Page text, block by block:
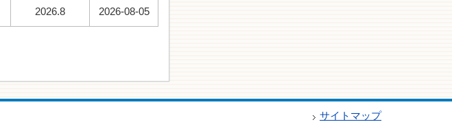
2026.8 2026-08-05
サイトマップ